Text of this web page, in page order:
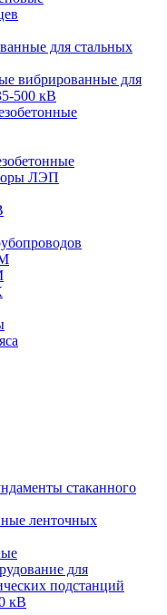
для стальных
вибрированные для
500 кВ
ЛЭП
стаканного
ленточных
для
подстанций
кВ